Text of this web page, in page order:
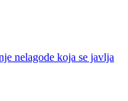
nelagode koja se javlja